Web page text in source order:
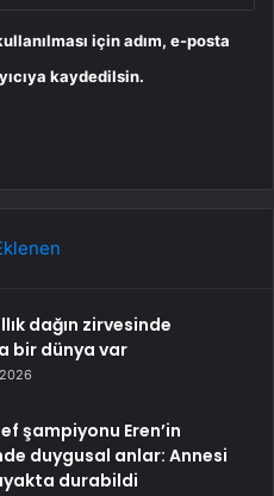
için adım, e-posta
kaydedilsin.
dağın zirvesinde
bir dünya var
şampiyonu Eren’in
duygusal anlar: Annesi
durabildi